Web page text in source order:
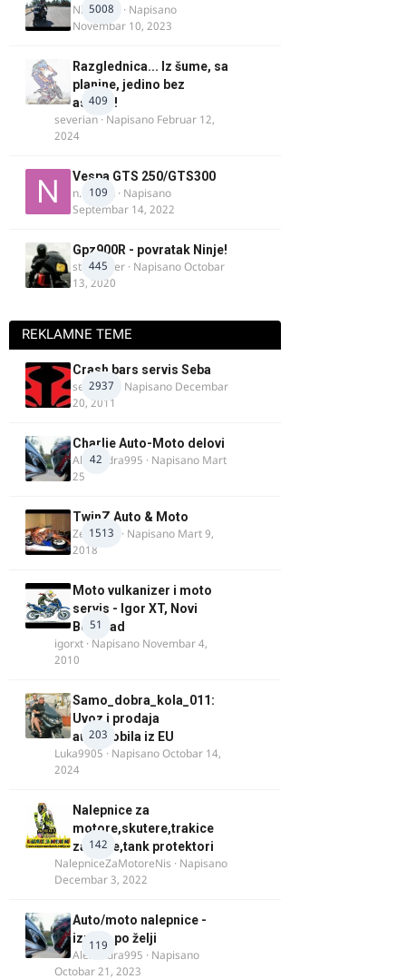
5008
NIKOLA 1
· Napisano
Novembar 10, 2023
409
Razglednica... Iz šume, sa
planine, jedino bez
asfalta!
severian · Napisano Februar 12,
2024
109
Vespa GTS 250/GTS300
n.martin · Napisano
Septembar 14, 2022
445
Gpz900R - povratak Ninje!
stari roker · NapisanoOctobar
13, 2020
REKLAMNE TEME
2937
Crash bars servis Seba
seba011 · Napisano Decembar
20, 2011
42
Charlie Auto-Moto delovi
Alexandra995 · Napisano Mart
25
1513
TwinZ Auto & Moto
Zeljkamp · Napisano Mart 9,
2018
51
Moto vulkanizer i moto
servis - Igor XT, Novi
Beograd
igorxt · Napisano Novembar 4,
2010
203
Samo_dobra_kola_011:
Uvoz i prodaja
automobila iz EU
Luka9905 · NapisanoOctobar 14,
2024
142
Nalepnice za
motore,skutere,trakice
za felne,tank protektori
NalepniceZaMotoreNis · Napisano
Decembar 3, 2022
119
Auto/moto nalepnice -
izrada po želji
Alexandra995 · Napisano
Octobar 21, 2023